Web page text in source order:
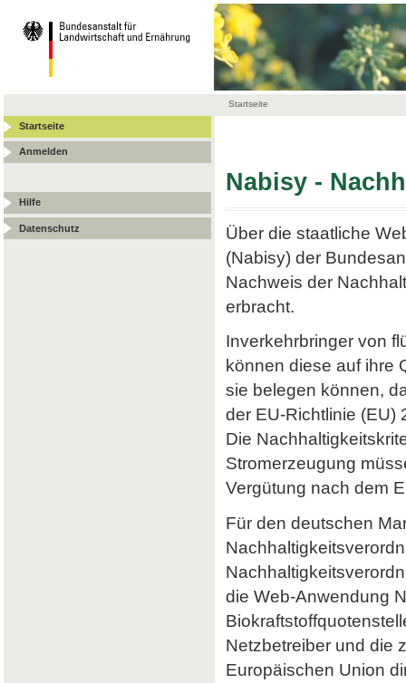
Startseite
Startseite
Anmelden
Hilfe
Datenschutz
Nabisy -
Über die staatliche
(Nabisy) der
Nachweis der
erbracht.
Inverkehrbringer von
können diese auf ihre
sie belegen können,
der EU-Richtlinie (EU)
Die
Stromerzeugung
Vergütung nach dem
Für den deutschen
die Web-Anwendung
Netzbetreiber und die
Europäischen Union